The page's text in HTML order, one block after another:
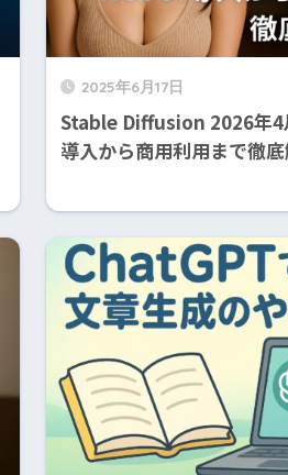
2025年6月17日
Stable Diffusion 2026年4
導入から商用利用まで徹